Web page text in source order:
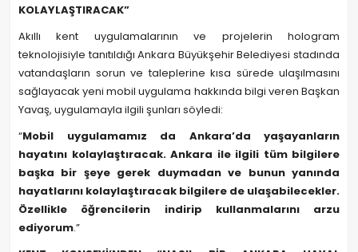
KOLAYLAŞTIRACAK”
Akıllı kent uygulamalarının ve projelerin hologram
teknolojisiyle tanıtıldığı Ankara Büyükşehir Belediyesi stadında
vatandaşların sorun ve taleplerine kısa sürede ulaşılmasını
sağlayacak yeni mobil uygulama hakkında bilgi veren Başkan
Yavaş, uygulamayla ilgili şunları söyledi:
“Mobil uygulamamız da Ankara’da yaşayanların
hayatını kolaylaştıracak. Ankara ile ilgili tüm bilgilere
başka bir şeye gerek duymadan ve bunun yanında
hayatlarını kolaylaştıracak bilgilere de ulaşabilecekler.
Özellikle öğrencilerin indirip kullanmalarını arzu
ediyorum.”